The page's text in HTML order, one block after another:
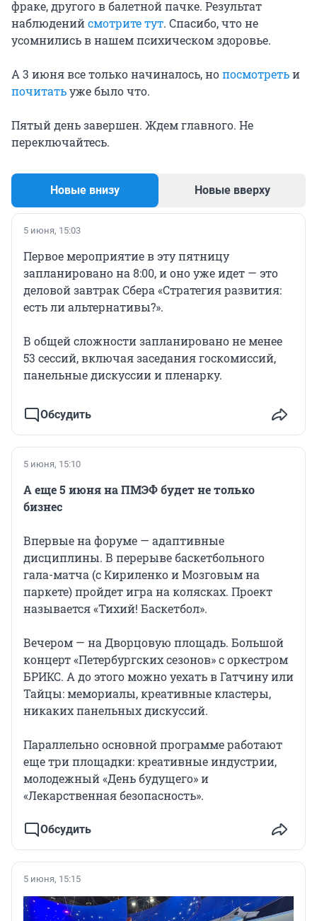
фраке, другого в балетной пачке. Результат
наблюденийсмотрите тут. Спасибо, что не
усомнились в нашем психическом здоровье.
А 3 июня все только начиналось, нопосмотретьи
почитатьуже было что.
Пятый день завершен. Ждем главного. Не
переключайтесь.
Новые внизу Новые вверху
5 июня, 15:03
Первое мероприятие в эту пятницу
запланировано на 8:00, и оно уже идет — это
деловой завтрак Сбера «Стратегия развития:
есть ли альтернативы?».
В общей сложности запланировано не менее
53 сессий, включая заседания госкомиссий,
панельные дискуссии и пленарку.
Обсудить
5 июня, 15:10
А еще 5 июня на ПМЭФ будет не только
бизнес
Впервые на форуме — адаптивные
дисциплины. В перерыве баскетбольного
гала-матча (с Кириленко и Мозговым на
паркете) пройдет игра на колясках. Проект
называется «Тихий! Баскетбол».
Вечером — на Дворцовую площадь. Большой
концерт «Петербургских сезонов» с оркестром
БРИКС. А до этого можно уехать в Гатчину или
Тайцы: мемориалы, креативные кластеры,
никаких панельных дискуссий.
Параллельно основной программе работают
еще три площадки: креативные индустрии,
молодежный «День будущего» и
«Лекарственная безопасность».
Обсудить
5 июня, 15:15